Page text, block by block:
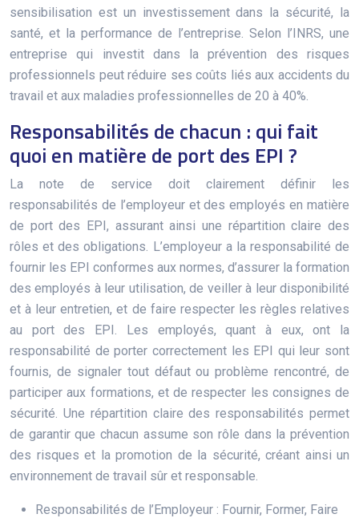
sensibilisation est un investissement dans la sécurité, la
santé, et la performance de l’entreprise. Selon l’INRS, une
entreprise qui investit dans la prévention des risques
professionnels peut réduire ses coûts liés aux accidents du
travail et aux maladies professionnelles de 20 à 40%.
Responsabilités de chacun : qui fait
quoi en matière de port des EPI ?
La note de service doit clairement définir les
responsabilités de l’employeur et des employés en matière
de port des EPI, assurant ainsi une répartition claire des
rôles et des obligations. L’employeur a la responsabilité de
fournir les EPI conformes aux normes, d’assurer la formation
des employés à leur utilisation, de veiller à leur disponibilité
et à leur entretien, et de faire respecter les règles relatives
au port des EPI. Les employés, quant à eux, ont la
responsabilité de porter correctement les EPI qui leur sont
fournis, de signaler tout défaut ou problème rencontré, de
participer aux formations, et de respecter les consignes de
sécurité. Une répartition claire des responsabilités permet
de garantir que chacun assume son rôle dans la prévention
des risques et la promotion de la sécurité, créant ainsi un
environnement de travail sûr et responsable.
Responsabilités de l’Employeur : Fournir, Former, Faire